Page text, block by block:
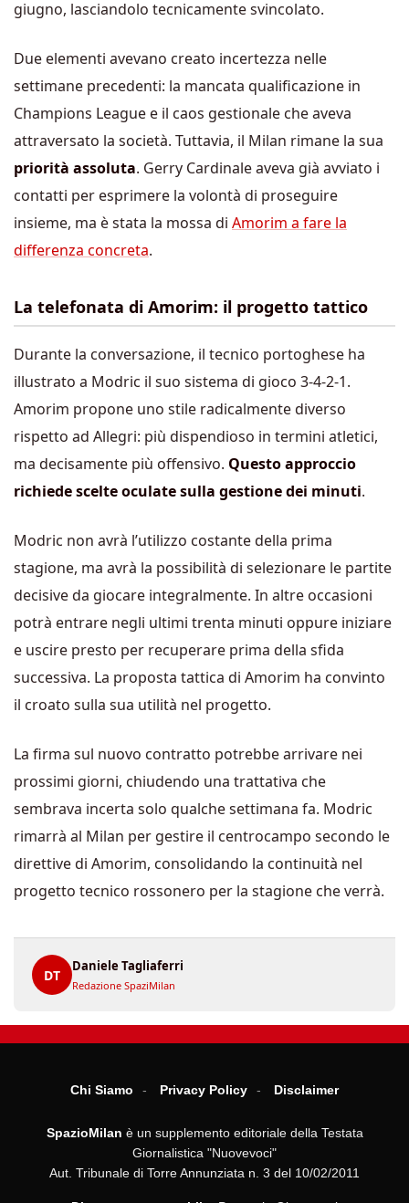
giugno, lasciandolo tecnicamente svincolato.
Due elementi avevano creato incertezza nelle
settimane precedenti: la mancata qualificazione in
Champions League e il caos gestionale che aveva
attraversato la società. Tuttavia, il Milan rimane la sua
priorità assoluta. Gerry Cardinale aveva già avviato i
contatti per esprimere la volontà di proseguire
insieme, ma è stata la mossa di Amorim a fare la
differenza concreta.
La telefonata di Amorim: il progetto tattico
Durante la conversazione, il tecnico portoghese ha
illustrato a Modric il suo sistema di gioco 3-4-2-1.
Amorim propone uno stile radicalmente diverso
rispetto ad Allegri: più dispendioso in termini atletici,
ma decisamente più offensivo. Questo approccio
richiede scelte oculate sulla gestione dei minuti.
Modric non avrà l’utilizzo costante della prima
stagione, ma avrà la possibilità di selezionare le partite
decisive da giocare integralmente. In altre occasioni
potrà entrare negli ultimi trenta minuti oppure iniziare
e uscire presto per recuperare prima della sfida
successiva. La proposta tattica di Amorim ha convinto
il croato sulla sua utilità nel progetto.
La firma sul nuovo contratto potrebbe arrivare nei
prossimi giorni, chiudendo una trattativa che
sembrava incerta solo qualche settimana fa. Modric
rimarrà al Milan per gestire il centrocampo secondo le
direttive di Amorim, consolidando la continuità nel
progetto tecnico rossonero per la stagione che verrà.
DT
Daniele Tagliaferri
Redazione SpaziMilan
Chi Siamo Privacy Policy Disclaimer
SpazioMilan è un supplemento editoriale della Testata
Giornalistica "Nuovevoci"
Aut. Tribunale di Torre Annunziata n. 3 del 10/02/2011